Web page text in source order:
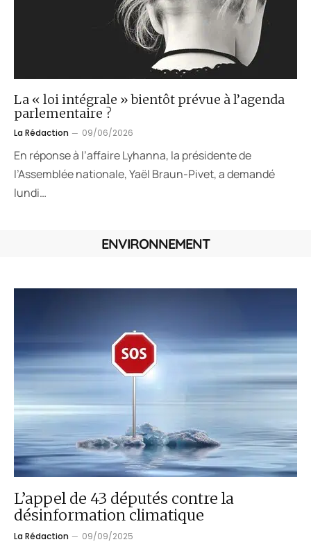
La « loi intégrale » bientôt prévue à l’agenda
parlementaire ?
La Rédaction 09/06/2026
En réponse à l’affaire Lyhanna, la présidente de
l’Assemblée nationale, Yaël Braun-Pivet, a demandé
lundi…
ENVIRONNEMENT
L’appel de 43 députés contre la
désinformation climatique
La Rédaction 09/09/2025